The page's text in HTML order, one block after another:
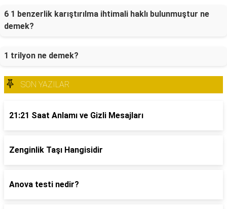
6 1 benzerlik karıştırılma ihtimali haklı bulunmuştur ne
demek?
1 trilyon ne demek?
SON YAZILAR
21:21 Saat Anlamı ve Gizli Mesajları
Zenginlik Taşı Hangisidir
Anova testi nedir?